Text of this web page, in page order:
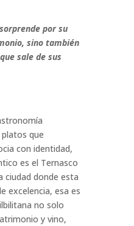
por su
sino también
sale de sus
que
con identidad,
es el Ternasco
ciudad donde esta
excelencia, esa es
no solo
y vino,